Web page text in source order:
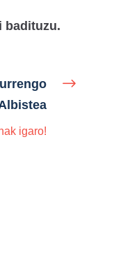
badituzu.
igaro!